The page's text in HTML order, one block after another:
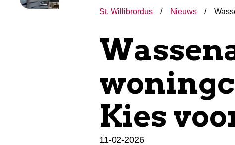
St. Willibrordus Nieuws
Kies
11-02-2026